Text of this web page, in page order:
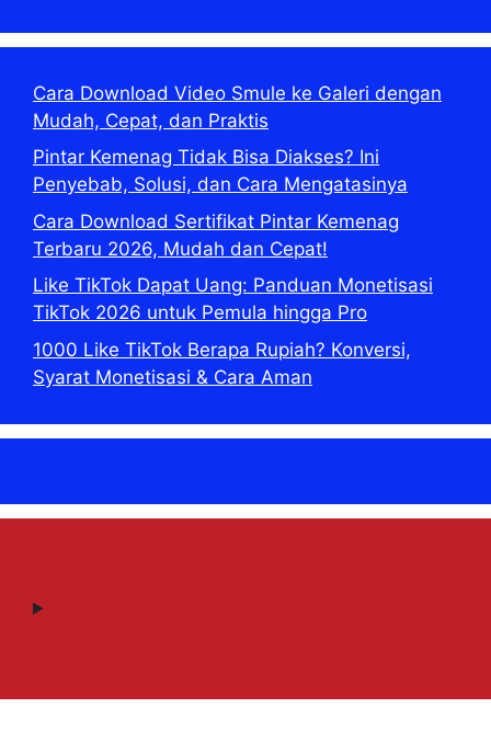
Cara Download Video Smule ke Galeri dengan
Mudah, Cepat, dan Praktis
Pintar Kemenag Tidak Bisa Diakses? Ini
Penyebab, Solusi, dan Cara Mengatasinya
Cara Download Sertifikat Pintar Kemenag
Terbaru 2026, Mudah dan Cepat!
Like TikTok Dapat Uang: Panduan Monetisasi
TikTok 2026 untuk Pemula hingga Pro
1000 Like TikTok Berapa Rupiah? Konversi,
Syarat Monetisasi & Cara Aman